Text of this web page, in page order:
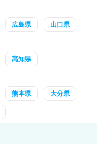
広島県 山口県
高知県
熊本県 大分県